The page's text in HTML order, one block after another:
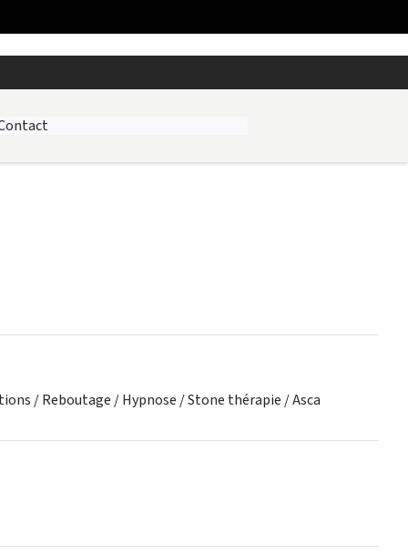
/ Reboutage / Hypnose / Stone thérapie / Asca